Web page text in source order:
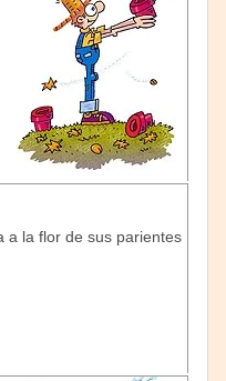
a la flor de sus parientes